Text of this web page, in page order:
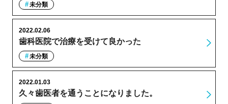
未分類
歯科医院で治療を受けて良かった
2022.02.06
未分類
久々歯医者を通うことになりました。
2022.01.03